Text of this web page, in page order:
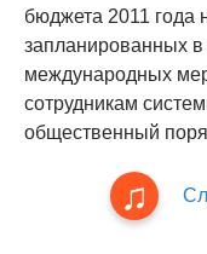
бюджета 2011 года
запланированных в
международных
сотрудникам
общественный